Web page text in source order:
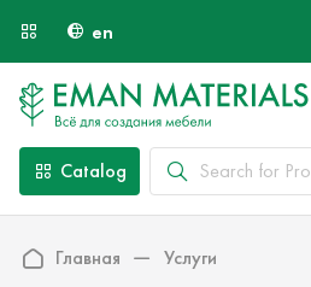
en
Catalog
Главная Услуги